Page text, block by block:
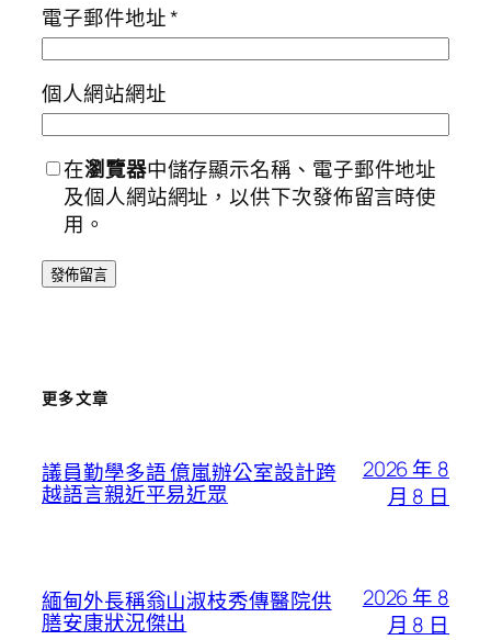
電子郵件地址*
個人網站網址
在瀏覽器中儲存顯示名稱、電子郵件地址
及個人網站網址，以供下次發佈留言時使
用。
更多文章
議員勤學多語 億嵐辦公室設計跨
越語言親近平易近眾
2026 年 8
月 8 日
緬甸外長稱翁山淑枝秀傳醫院供
膳安康狀況傑出
2026 年 8
月 8 日